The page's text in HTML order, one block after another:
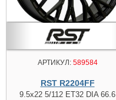
АРТИКУЛ:589584
RST R2204FF
9.5x22 5/112 ET32 DIA 66.6